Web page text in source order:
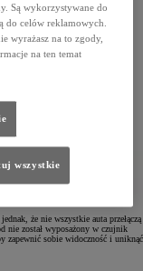
ma mniejszy zasięg od prawej,
dla kierowców jadących
wystarczająca. Światła dzienne
geometryczne, które zostały
Ich celem jest oświetlać auto
przepisami wystarczą nam
tył auta może pozostać
że nie wszystkie auta przełączą
nie został wyposażony w czujnik
zapewnić sobie widoczność i uniknąć
Są wykorzystywane do
do celów reklamowych.
wyrażasz na to zgody,
na ten temat
wszystkie